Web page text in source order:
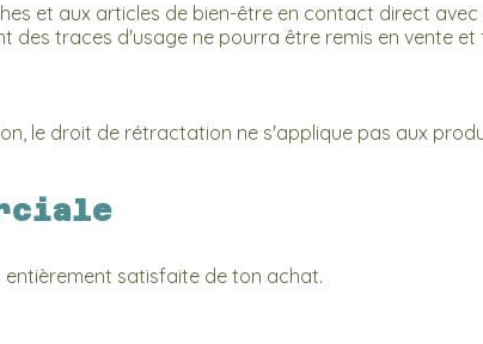
et aux articles de bien-être en contact direct avec
traces d'usage ne pourra être remis en vente
le droit de rétractation ne s'applique pas aux
satisfaite de ton achat.